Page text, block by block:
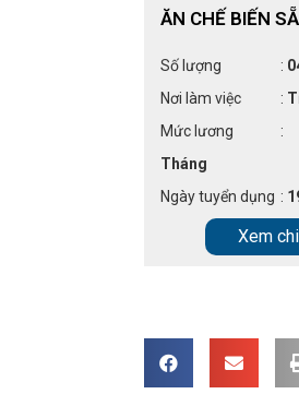
ĂN CHẾ BIẾN
Số lượng :
Nơi làm việc
:
Mức lương
:
Tháng
Ngày tuyển dụng :
Xem